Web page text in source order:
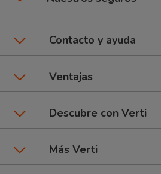
Seguros de coche
Seguros de moto
6Ruedas: Coche + Moto
Seguros de Hogar
Contacto y ayuda
Asistencia y contacto
Dar un parte
Preguntas frecuentes
Ventajas
Promociones y beneficios
Tipos de pago
Descubre con Verti
Seguros por marca de coche
Más Verti